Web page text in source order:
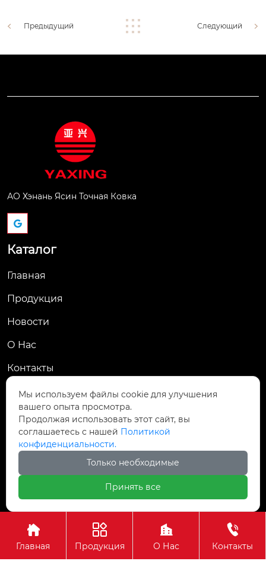
Предыдущий Следующий
АО Хэнань Ясин Точная Ковка
Каталог
Главная
Продукция
Новости
О Hас
Контакты
Контакты

Пров. Хэнань, г. Цзяоцзо, уезд Учжи, промзона
Чжаньдянь, ул. Промышленная Средняя
+86-18237110602
Авторское право©АО Хэнань Ясин Точная Ковка

Главная

Продукция

О Нас

Контакты
Мы используем файлы cookie для улучшения
вашего опыта просмотра.
Продолжая использовать этот сайт, вы
соглашаетесь с нашей Политикой
конфиденциальности.
Только необходимые
Принять все